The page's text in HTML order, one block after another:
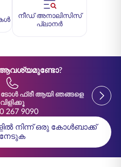
നീഡ് അനാലിസിസ്
പ്ലാനർ
ഫ്രീ ആയി ഞങ്ങളെ
വിളിക്കൂ
267 9090
Previous
നിന്ന് ഒരു കോൾബാക്ക്
നേടുക